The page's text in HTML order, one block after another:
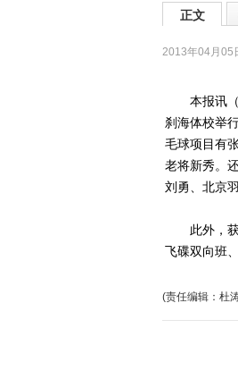
正文
2013年04月05
本报讯（
刹海体校举
毛球项目有
老将新秀。
刘勇、北京
此外，获
飞碟双向班
(责任编辑：杜